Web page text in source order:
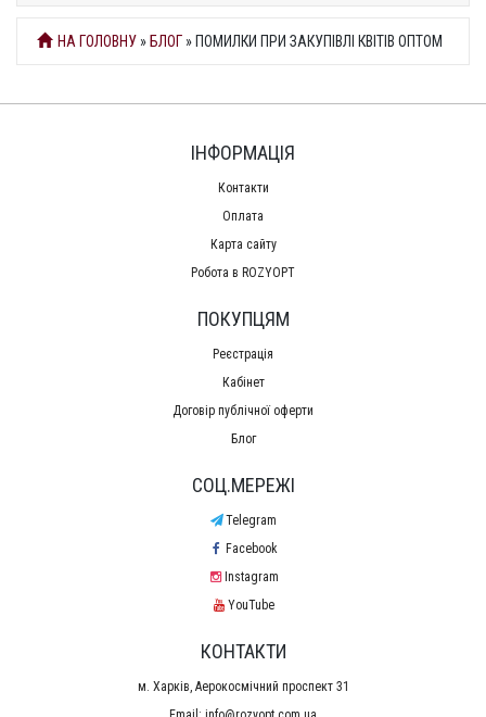
НА ГОЛОВНУ » БЛОГ » ПОМИЛКИ ПРИ ЗАКУПІВЛІ КВІТІВ ОПТОМ
ІНФОРМАЦІЯ
Контакти
Оплата
Карта сайту
Робота в ROZYOPT
ПОКУПЦЯМ
Реєстрація
Кабінет
Договір публічної оферти
Блог
СОЦ.МЕРЕЖІ
Telegram
Facebook
Instagram
YouTube
КОНТАКТИ
м. Харків, Аерокосмічний проспект 31